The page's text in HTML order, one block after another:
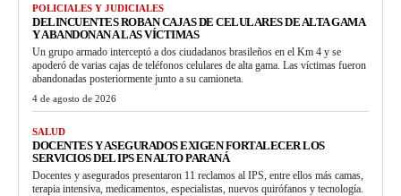
POLICIALES Y JUDICIALES
DELINCUENTES ROBAN CAJAS DE CELULARES DE ALTA GAMA
Y ABANDONAN A LAS VÍCTIMAS
Un grupo armado interceptó a dos ciudadanos brasileños en el Km 4 y se
apoderó de varias cajas de teléfonos celulares de alta gama. Las víctimas fueron
abandonadas posteriormente junto a su camioneta.
4 de agosto de 2026
SALUD
DOCENTES Y ASEGURADOS EXIGEN FORTALECER LOS
SERVICIOS DEL IPS EN ALTO PARANÁ
Docentes y asegurados presentaron 11 reclamos al IPS, entre ellos más camas,
terapia intensiva, medicamentos, especialistas, nuevos quirófanos y tecnología.